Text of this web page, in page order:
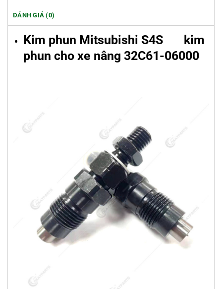
ĐÁNH GIÁ (0)
Kim phun Mitsubishi S4S kim
phun cho xe nâng 32C61-06000